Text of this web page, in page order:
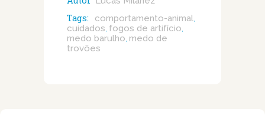
Tags: comportamento-animal,
cuidados, fogos de artifício,
medo barulho, medo de
trovões